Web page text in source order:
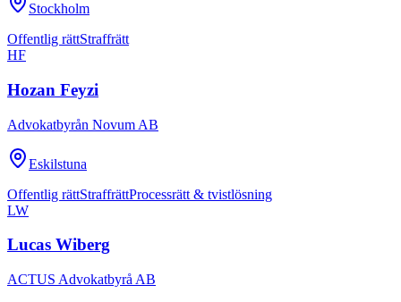
Stockholm
Offentlig rättStraffrätt
HF
Hozan Feyzi
Advokatbyrån Novum AB
Eskilstuna
Offentlig rättStraffrättProcessrätt & tvistlösning
LW
Lucas Wiberg
ACTUS Advokatbyrå AB